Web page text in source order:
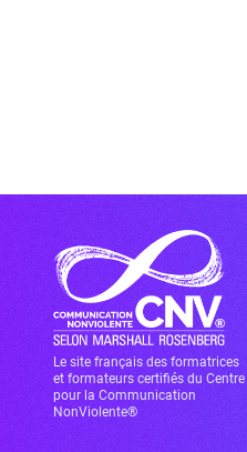
Le site français des formatrices
et formateurs certifiés du Centre
pour la Communication
NonViolente®